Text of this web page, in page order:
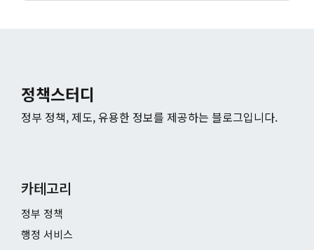
정책스터디
정부 정책, 제도, 유용한 정보를 제공하는 블로그입니다.
카테고리
정부 정책
행정 서비스